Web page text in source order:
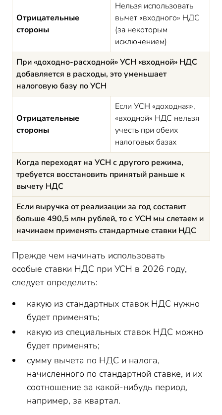
Отрицательные
стороны
Нельзя использовать
вычет «входного» НДС
(за некоторым
исключением)
При «доходно-расходной» УСН «входной» НДС
добавляется в расходы, это уменьшает
налоговую базу по УСН
Отрицательные
стороны
Если УСН «доходная»,
«входной» НДС нельзя
учесть при обеих
налоговых базах
Когда переходят на УСН с другого режима,
требуется восстановить принятый раньше к
вычету НДС
Если выручка от реализации за год составит
больше 490,5 млн рублей, то с УСН мы слетаем и
начинаем применять стандартные ставки НДС
Прежде чем начинать использовать
особые ставки НДС при УСН в 2026 году,
следует определить:
какую из стандартных ставок НДС нужно
будет применять;
какую из специальных ставок НДС можно
будет применять;
сумму вычета по НДС и налога,
начисленного по стандартной ставке, и их
соотношение за какой-нибудь период,
например, за квартал.